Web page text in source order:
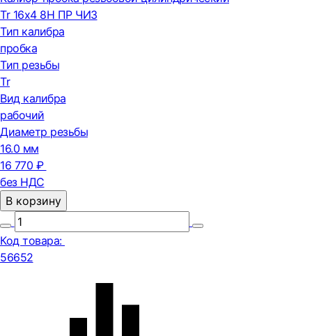
Tr 16х4 8H ПР ЧИЗ
Тип калибра
пробка
Тип резьбы
Tr
Вид калибра
рабочий
Диаметр резьбы
16.0 мм
16 770 ₽
без НДС
В корзину
Код товара:
56652